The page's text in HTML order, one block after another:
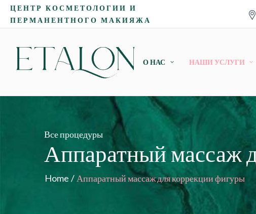
ЦЕНТР КОСМЕТОЛОГИИ И
ПЕРМАНЕНТНОГО МАКИЯЖА
О НАС НАШИ УСЛУГИ
Все процедуры
Аппаратный массаж
Home / Аппаратный массаж для коррекции фигуры